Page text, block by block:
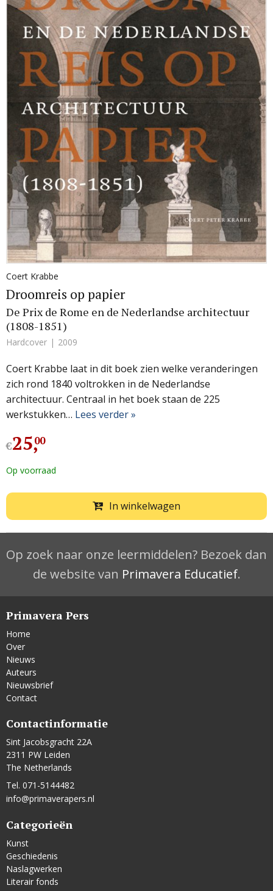
Coert Krabbe
Droomreis op papier
De Prix de Rome en de Nederlandse architectuur
(1808-1851)
Hardcover 2009
Coert Krabbe laat in dit boek zien welke veranderingen
zich rond 1840 voltrokken in de Nederlandse
architectuur. Centraal in het boek staan de 225
werkstukken… Lees verder »
€25,00
Op voorraad
In winkelwagen
Op zoek naar onze leermiddelen? Bezoek dan
de website van Primavera Educatief.
Primavera Pers
Home
Over
Nieuws
Auteurs
Nieuwsbrief
Contact
Contactinformatie
Sint Jacobsgracht 22A
2311 PW Leiden
The Netherlands
Tel. 071-5144482
info@primaverapers.nl
Categorieën
Kunst
Geschiedenis
Naslagwerken
Literair fonds